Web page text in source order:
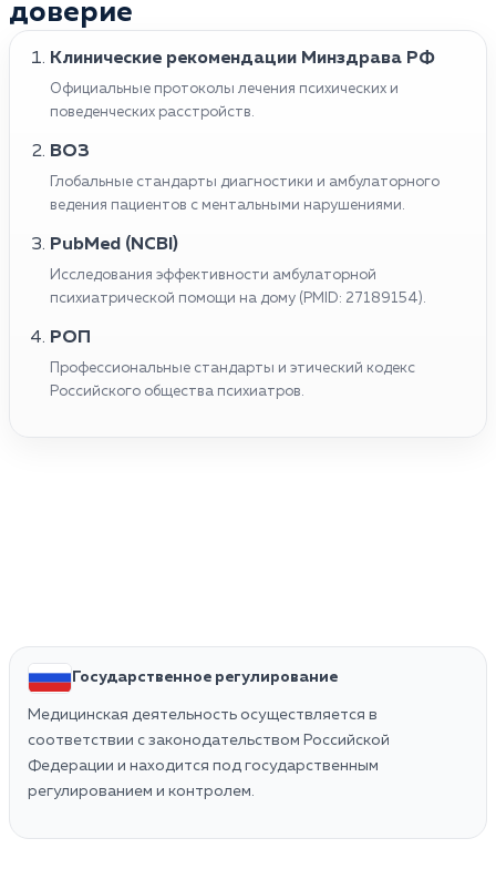
доверие
Клинические рекомендации Минздрава РФ
Официальные протоколы лечения психических и
поведенческих расстройств.
ВОЗ
Глобальные стандарты диагностики и амбулаторного
ведения пациентов с ментальными нарушениями.
PubMed (NCBI)
Исследования эффективности амбулаторной
психиатрической помощи на дому (PMID: 27189154).
РОП
Профессиональные стандарты и этический кодекс
Российского общества психиатров.
Государственное регулирование
Медицинская деятельность осуществляется в
соответствии с законодательством Российской
Федерации и находится под государственным
регулированием и контролем.